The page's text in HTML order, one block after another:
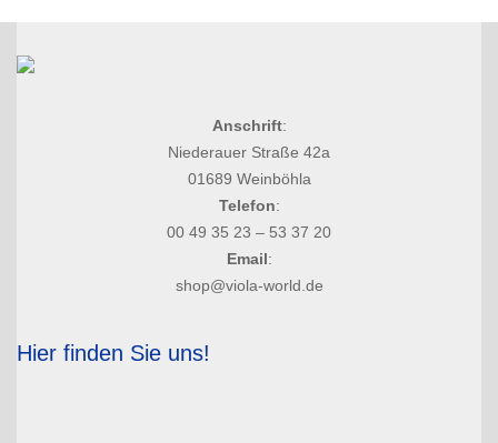
Anschrift:
Niederauer Straße 42a
01689 Weinböhla
Telefon:
00 49 35 23 – 53 37 20
Email:
shop@viola-world.de
Hier finden Sie uns!